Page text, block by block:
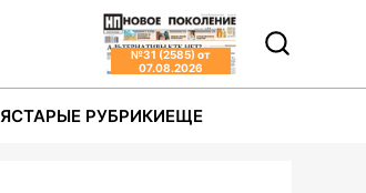
№31 (2585) от
07.08.2026
СТАРЫЕ РУБРИКИЕЩЕ